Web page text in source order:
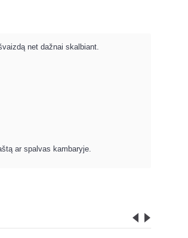
net dažnai skalbiant.
ar spalvas kambaryje.